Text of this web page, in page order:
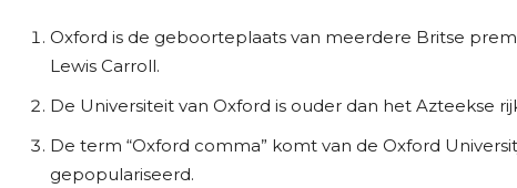
Oxford is de geboorteplaats van meerdere Britse
Lewis Carroll.
De Universiteit van Oxford is ouder dan het Azteekse
De term “Oxford comma” komt van de Oxford
gepopulariseerd.